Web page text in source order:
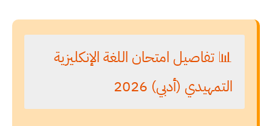
📊 تفاصيل امتحان اللغة الإنكليزية
التمهيدي (أدبي) 2026